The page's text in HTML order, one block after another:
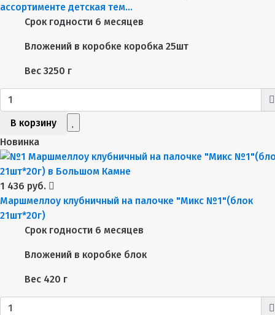
ассортименте детская тем...
Срок годности 6 месяцев
Вложений в коробке коробка 25шт
Вес 3250 г
В корзину
Новинка
1 436 руб.
Маршмеллоу клубничный на палочке "Микс №1"(блок
21шт*20г)
Срок годности 6 месяцев
Вложений в коробке блок
Вес 420 г